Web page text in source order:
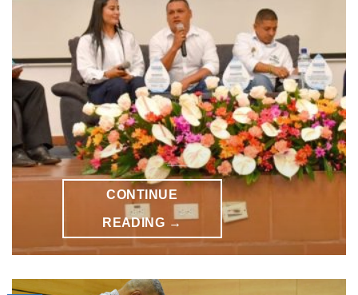
CONTINUE
READING →